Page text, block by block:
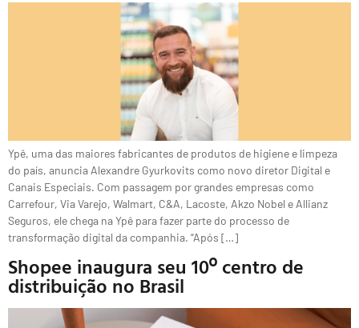
Ypê, uma das maiores fabricantes de produtos de higiene e limpeza
do país, anuncia Alexandre Gyurkovits como novo diretor Digital e
Canais Especiais. Com passagem por grandes empresas como
Carrefour, Via Varejo, Walmart, C&A, Lacoste, Akzo Nobel e Allianz
Seguros, ele chega na Ypê para fazer parte do processo de
transformação digital da companhia. “Após […]
Shopee inaugura seu 10º centro de
distribuição no Brasil